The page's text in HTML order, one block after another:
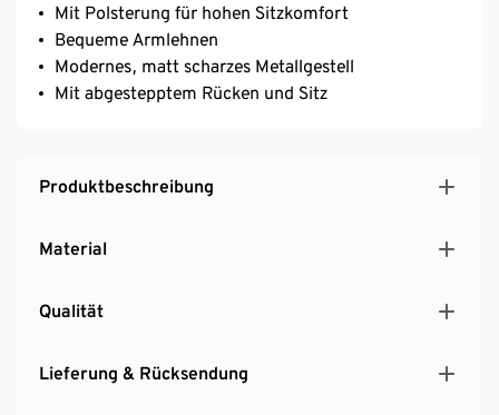
Mit Polsterung für hohen Sitzkomfort
Bequeme Armlehnen
Modernes, matt scharzes Metallgestell
Mit abgestepptem Rücken und Sitz
Produktbeschreibung
Material
Qualität
Lieferung & Rücksendung